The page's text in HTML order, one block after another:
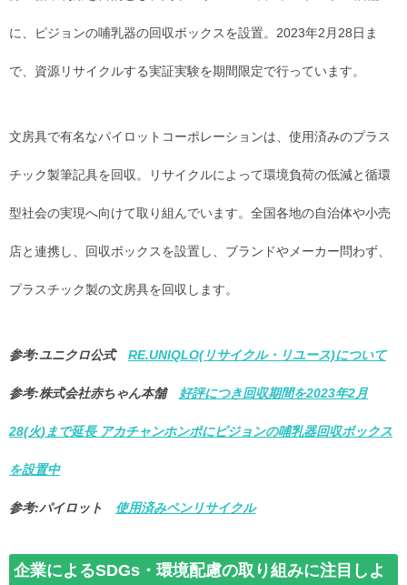
に、ピジョンの哺乳器の回収ボックスを設置。2023年2月28日ま
で、資源リサイクルする実証実験を期間限定で行っています。
文房具で有名なパイロットコーポレーションは、使用済みのプラス
チック製筆記具を回収。リサイクルによって環境負荷の低減と循環
型社会の実現へ向けて取り組んでいます。全国各地の自治体や小売
店と連携し、回収ボックスを設置し、ブランドやメーカー問わず、
プラスチック製の文房具を回収します。
参考:ユニクロ公式 RE.UNIQLO(リサイクル・リユース)について
参考:株式会社赤ちゃん本舗 好評につき回収期間を2023年2月
28(火)まで延長 アカチャンホンポにピジョンの哺乳器回収ボックス
を設置中
参考:パイロット 使用済みペンリサイクル
企業によるSDGs・環境配慮の取り組みに注目しよ